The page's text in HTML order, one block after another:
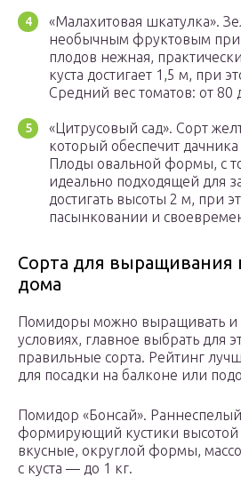
«Малахитовая шкатулка».
необычным фруктовым
плодов нежная,
куста достигает 1,5 м, при
Средний вес томатов: от 80
«Цитрусовый сад». Сорт
который обеспечит
Плоды овальной формы, с
идеально подходящей для
достигать высоты 2 м, при
пасынковании и
Сорта для выращивания
дома
Помидоры можно выращивать и
условиях, главное выбрать для
правильные сорта. Рейтинг
для посадки на балконе или
Помидор «Бонсай».
формирующий кустики высотой
вкусные, округлой формы,
с куста — до 1 кг.